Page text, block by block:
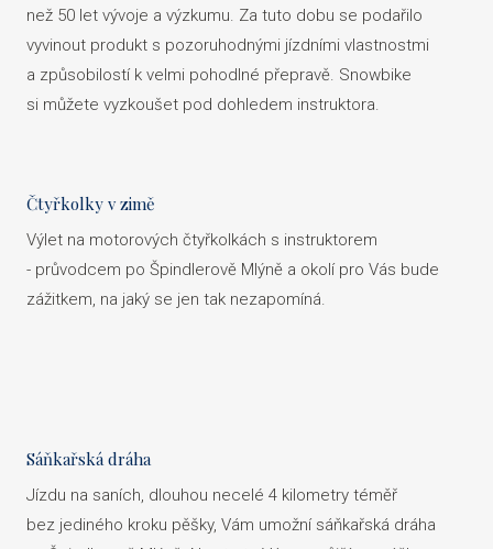
než 50 let vývoje a výzkumu. Za tuto dobu se podařilo
vyvinout produkt s pozoruhodnými jízdními vlastnostmi
a způsobilostí k velmi pohodlné přepravě. Snowbike
si můžete vyzkoušet pod dohledem instruktora.
Čtyřkolky v zimě
Výlet na motorových čtyřkolkách s instruktorem
- průvodcem po Špindlerově Mlýně a okolí pro Vás bude
zážitkem, na jaký se jen tak nezapomíná.
Sáňkařská dráha
Jízdu na saních, dlouhou necelé 4 kilometry téměř
bez jediného kroku pěšky, Vám umožní sáňkařská dráha